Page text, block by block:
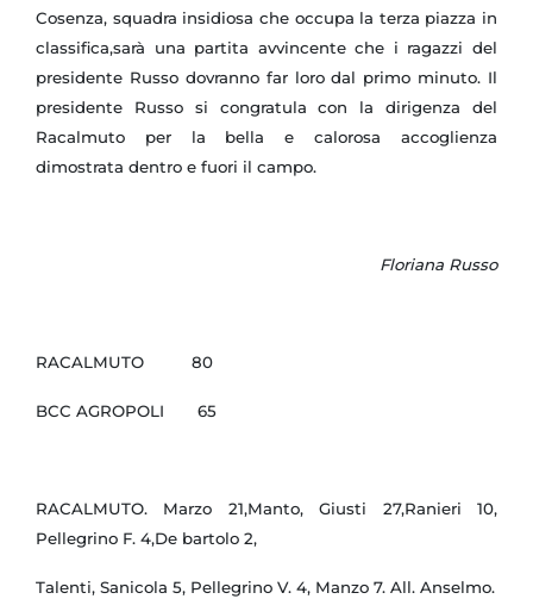
Cosenza, squadra insidiosa che occupa la terza piazza in
classifica,sarà una partita avvincente che i ragazzi del
presidente Russo dovranno far loro dal primo minuto. Il
presidente Russo si congratula con la dirigenza del
Racalmuto per la bella e calorosa accoglienza
dimostrata dentro e fuori il campo.
Floriana Russo
RACALMUTO 80
BCC AGROPOLI 65
RACALMUTO. Marzo 21,Manto, Giusti 27,Ranieri 10,
Pellegrino F. 4,De bartolo 2,
Talenti, Sanicola 5, Pellegrino V. 4, Manzo 7. All. Anselmo.